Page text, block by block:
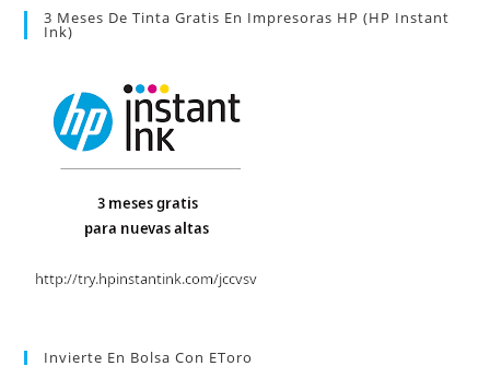
3 Meses De Tinta Gratis En Impresoras HP (HP Instant
Ink)
Invierte En Bolsa Con EToro